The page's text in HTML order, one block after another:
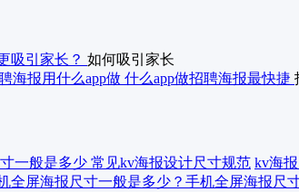
吸引家长？ 如何吸引家长
海报用什么app做 什么app做招聘海报最快捷
kv海